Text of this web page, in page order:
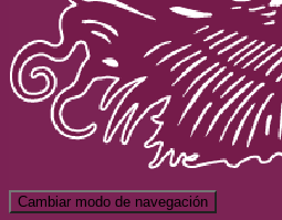
Cambiar modo de navegación